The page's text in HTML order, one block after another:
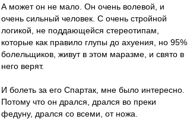
А может он не мало. Он очень волевой, и
очень сильный человек. С очень стройной
логикой, не поддающейся стереотипам,
которые как правило глупы до ахуения, но 95%
болельщиков, живут в этом маразме, и свято в
него верят.
И болеть за его Спартак, мне было интересно.
Потому что он дрался, дрался во преки
федуну, дрался со всеми, от ножа.